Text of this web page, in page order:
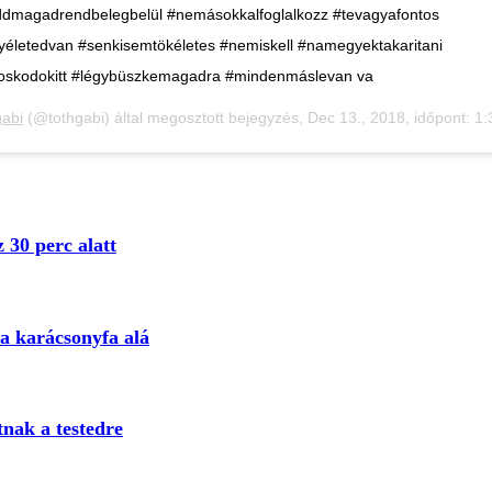
#nemásokkalfoglalkozz #tevagyafontos
#senkisemtökéletes #nemiskell #namegyektakaritani
#légybüszkemagadra #mindenmáslevan va
(@tothgabi) által megosztott bejegyzés, Dec 13., 2018, időpont: 1:36 (PST időzóna
30 perc alatt
karácsonyfa alá
a testedre